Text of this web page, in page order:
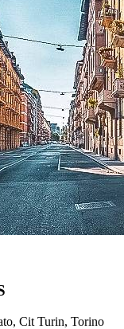
Cit Turin, Torino